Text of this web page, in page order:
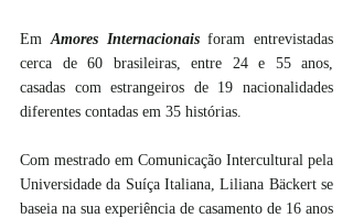
Em Amores Internacionais foram entrevistadas
cerca de 60 brasileiras, entre 24 e 55 anos,
casadas com estrangeiros de 19 nacionalidades
diferentes contadas em 35 histórias.
Com mestrado em Comunicação Intercultural pela
Universidade da Suíça Italiana, Liliana Bäckert se
baseia na sua experiência de casamento de 16 anos